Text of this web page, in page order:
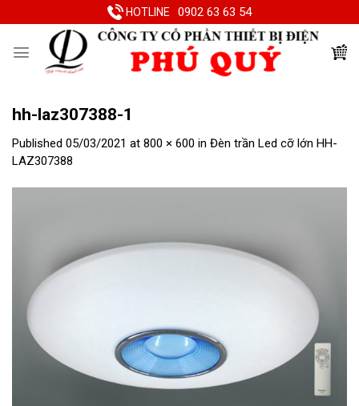
to
HOTLINE 0902 63 63 54
hh-laz307388-1
Published 05/03/2021 at 800 × 600 in Đèn trần Led cỡ lớn HH-
LAZ307388